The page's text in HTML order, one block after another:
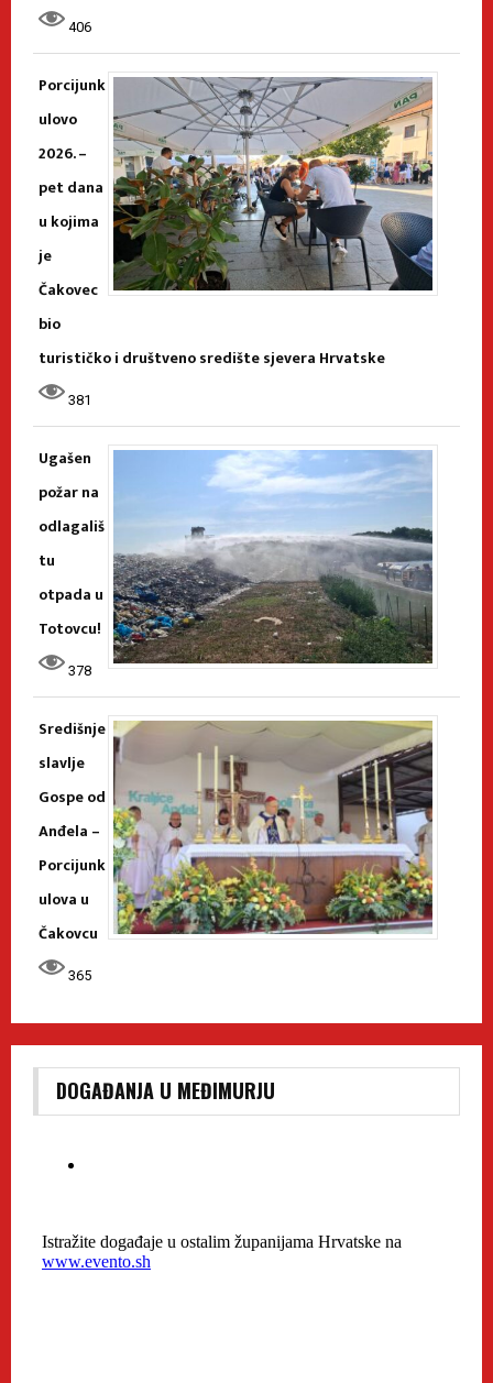
406
Porcijunk
ulovo
2026. –
pet dana
u kojima
je
Čakovec
bio
turističko i društveno središte sjevera Hrvatske
381
Ugašen
požar na
odlagališ
tu
otpada u
Totovcu!
378
Središnje
slavlje
Gospe od
Anđela –
Porcijunk
ulova u
Čakovcu
365
DOGAĐANJA U MEĐIMURJU